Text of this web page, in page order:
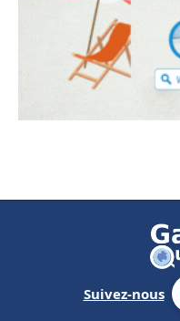
Suivez-nous